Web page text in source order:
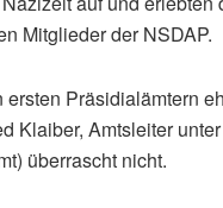
Mitglieder der NSDAP.
Präsidialämtern
Klaiber, Amtsleiter
überrascht nicht.